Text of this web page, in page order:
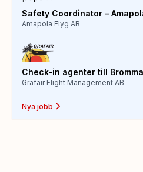
Safety Coordinator –
Amapola Flyg AB
Check-in agenter till
Grafair Flight Management AB
Nya jobb